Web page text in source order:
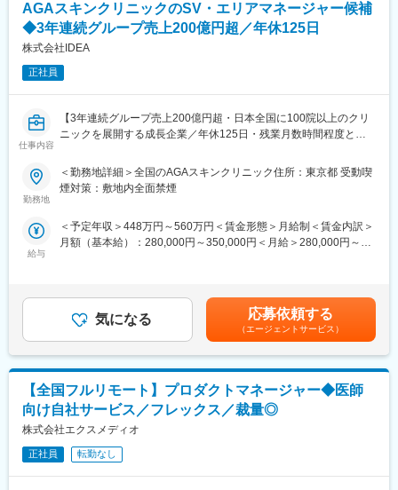
ご経験や得意分野を中心にお任せいたします。
■ポジションの特徴：
・他部署や担当エリアのドクター、ナース等とのやり取りが多い
為、コミュニケーション能力を活かして業務遂行いただくことが
求められます。
・各業務を完遂するための責任感を持ち、柔軟な対応や思考力を
活かして臨機応変な対応のできる方を求めています。
AGAスキンクリニックのSV・エリアマネージャー候補
◆3年連続グループ売上200億円超／年休125日
株式会社IDEA
正社員
仕事内容
【3年連続グループ売上200億円超・日本全国に100院以上のクリ
ニックを展開する成長企業／年休125日・残業月数時間程度とメ
■業務内容：
全国に展開している発毛専門クリニック「AGAスキンクリニッ
※初任地に関しては、選考を通じてご希望をお伺いし、考慮した上
で決定いたします。
・クリニックスタッフの採用業務（面接など）
・受付スタッフの教育、指導、マネジメント
・本部会議への参加
・各種研修参加（年数回）
・各種トラブル対応（設備関連・クレーム）、改善対応
月に20日程度、管理している医院で勤務いたします。クリニック
の中心メンバー、将来のマネージャー候補として、ご活躍頂ける
方を募集いたします。
■勤務例：横浜のマネージャー候補の主な1日の流れ
勤務地
＜勤務地詳細＞全国のAGAスキンクリニック住所：東京都 受動喫
煙対策：敷地内全面禁煙
給与
＜予定年収＞448万円～560万円＜賃金形態＞月給制＜賃金内訳＞
月額（基本給）：280,000円～350,000円＜月給＞280,000円～
額であり、選考を通じて上下する可能性があります。月給(月額)は
固定手当を含めた表記です。
気になる 応募依頼する
（エージェントサービス）
【全国フルリモート】プロダクトマネージャー◆医師
向け自社サービス／フレックス／裁量◎
株式会社エクスメディオ
正社員 転勤なし